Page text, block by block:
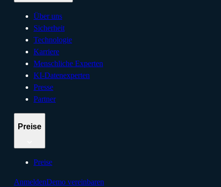
Über uns
Sicherheit
Technologie
Karriere
Menschliche Experten
KI-Datenexperten
Presse
Partner
Preise
Preise
AnmeldenDemo vereinbaren